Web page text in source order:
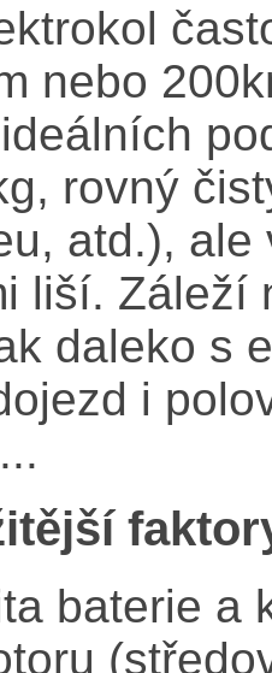
nebo
rovný
atd.),
liší. Záleží
daleko s
i
baterie a